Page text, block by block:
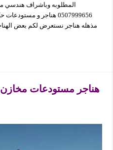
0507999656 هناجر و
مذهله هناجر نستعرض لكم بعض
هناجر مستودعات